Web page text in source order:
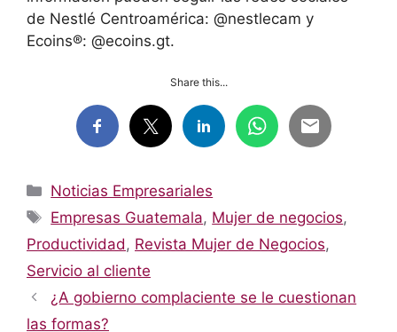
de Nestlé Centroamérica: @nestlecam y
Ecoins®: @ecoins.gt.
Share this...
Categorías
Noticias Empresariales
Etiquetas
Empresas Guatemala, Mujer de negocios,
Productividad, Revista Mujer de Negocios,
Servicio al cliente
¿A gobierno complaciente se le cuestionan
las formas?